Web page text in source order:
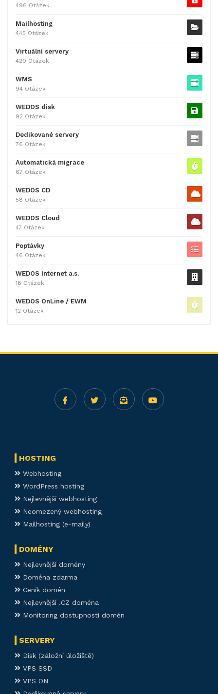
496 Otázek
Mailhosting
445 Otázek
Virtuální servery
420 Otázek
WMS
94 Otázek
WEDOS disk
92 Otázek
Dedikované servery
76 Otázek
Automatická migrace
67 Otázek
WEDOS CD
58 Otázek
WEDOS Cloud
47 Otázek
Poptávky
46 Otázek
WEDOS Internet a.s.
18 Otázek
WEDOS OnLine / EWM
12 Otázek
HOSTING
Webhosting
WordPress hosting
Nejlevnější webhosting
Neomezený webhosting
Mailhosting (e-maily)
DOMÉNY
Nejlevnější domény
Doména zdarma
Ceník domén
Nejlevnější .CZ doména
Monitoring dostupnosti domén
SERVERY
Disk (záložní úložiště)
VPS SSD
VPS ON